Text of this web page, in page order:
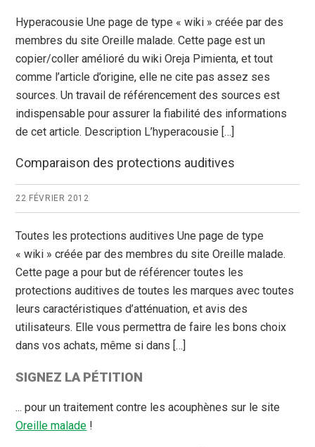
Hyperacousie Une page de type « wiki » créée par des
membres du site Oreille malade. Cette page est un
copier/coller amélioré du wiki Oreja Pimienta, et tout
comme l’article d’origine, elle ne cite pas assez ses
sources. Un travail de référencement des sources est
indispensable pour assurer la fiabilité des informations
de cet article. Description L’hyperacousie […]
Comparaison des protections auditives
22 FÉVRIER 2012
Toutes les protections auditives Une page de type
« wiki » créée par des membres du site Oreille malade.
Cette page a pour but de référencer toutes les
protections auditives de toutes les marques avec toutes
leurs caractéristiques d’atténuation, et avis des
utilisateurs. Elle vous permettra de faire les bons choix
dans vos achats, même si dans […]
SIGNEZ LA PÉTITION
... pour un traitement contre les acouphènes sur le site
Oreille malade !